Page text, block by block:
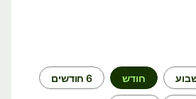
חודש 6 חודשים